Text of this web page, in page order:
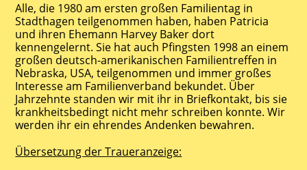
Alle, die 1980 am ersten großen Familientag in
Stadthagen teilgenommen haben, haben Patricia
und ihren Ehemann Harvey Baker dort
kennengelernt. Sie hat auch Pfingsten 1998 an einem
großen deutsch-amerikanischen Familientreffen in
Nebraska, USA, teilgenommen und immer großes
Interesse am Familienverband bekundet. Über
Jahrzehnte standen wir mit ihr in Briefkontakt, bis sie
krankheitsbedingt nicht mehr schreiben konnte. Wir
werden ihr ein ehrendes Andenken bewahren.
Übersetzung der Traueranzeige: